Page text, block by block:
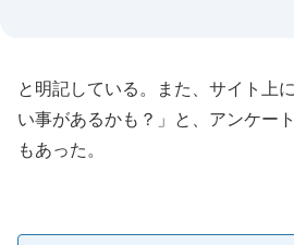
と明記している。また、サイト上
い事があるかも？」と、アンケー
もあった。